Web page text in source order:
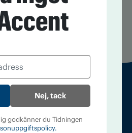
Nej, tack
godkänner du Tidningen